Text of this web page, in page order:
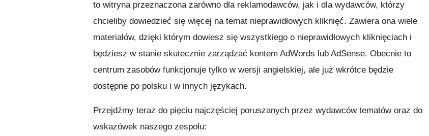
to witryna przeznaczona zarówno dla reklamodawców, jak i dla wydawców, którzy
chcieliby dowiedzieć się więcej na temat nieprawidłowych kliknięć. Zawiera ona wiele
materiałów, dzięki którym dowiesz się wszystkiego o nieprawidłowych kliknięciach i
będziesz w stanie skutecznie zarządzać kontem AdWords lub AdSense. Obecnie to
centrum zasobów funkcjonuje tylko w wersji angielskiej, ale już wkrótce będzie
dostępne po polsku i w innych językach.
Przejdźmy teraz do pięciu najczęściej poruszanych przez wydawców tematów oraz do
wskazówek naszego zespołu: